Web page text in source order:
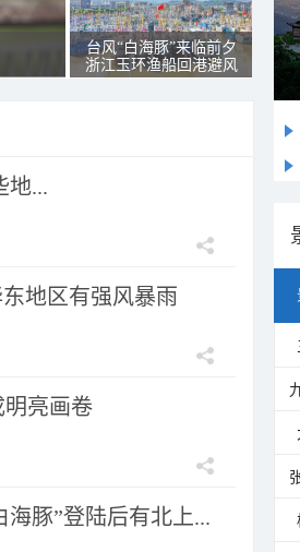
台风“白海豚”来临前夕
浙江玉环渔船回港避风
地...
地区有强风暴雨
亮画卷
豚”登陆后有北上...